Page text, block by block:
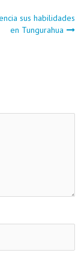
sus habilidades
en Tungurahua